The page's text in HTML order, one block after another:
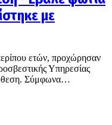
με
ετών, προχώρησαν
Υπηρεσίας
Σύμφωνα…